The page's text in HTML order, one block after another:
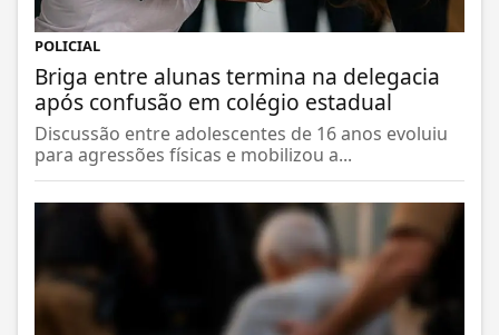
POLICIAL
Briga entre alunas termina na delegacia
após confusão em colégio estadual
Discussão entre adolescentes de 16 anos evoluiu
para agressões físicas e mobilizou a...